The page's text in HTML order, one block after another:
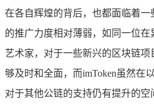
在各自辉煌的背后，也都面临着一
的推广力度相对薄弱，如同一位
艺术家，对于一些新兴的区块链
够及时和全面，而imToken虽然在
对于其他公链的支持仍有提升的